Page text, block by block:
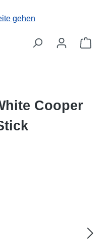
Cooper